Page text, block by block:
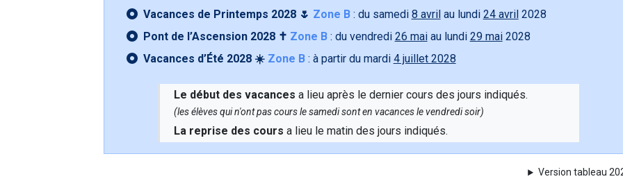
Vacances de Printemps 2028 🌷 Zone B: du samedi 8 avril au lundi 24 avril 2028
Pont de l’Ascension 2028 ✝️ Zone B: du vendredi 26 maiau lundi 29 mai2028
Vacances d’Été 2028 ☀️ Zone B: à partir du mardi 4 juillet 2028
Le début des vacances a lieu après le dernier cours des jours indiqués.
(les élèves qui n'ont pas cours le samedi sont en vacances le vendredi soir)
La reprise des cours a lieu le matin des jours indiqués.
Version tableau